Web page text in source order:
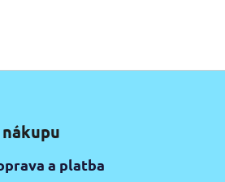
nákupu
a platba